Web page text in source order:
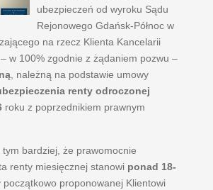
ubezpieczeń od wyroku Sądu
Rejonowego Gdańsk-Północ w
na rzecz Klienta Kancelarii
w 100% zgodnie z żądaniem pozwu –
, należną na podstawie umowy
renty odroczonej
roku z poprzednikiem prawnym
bardziej, że prawomocnie
renty miesięcznej stanowiponad 18-
proponowanej Klientowi